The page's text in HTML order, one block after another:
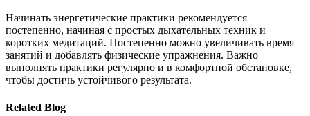
Начинать энергетические практики рекомендуется
постепенно, начиная с простых дыхательных техник и
коротких медитаций. Постепенно можно увеличивать время
занятий и добавлять физические упражнения. Важно
выполнять практики регулярно и в комфортной обстановке,
чтобы достичь устойчивого результата.
Related Blog